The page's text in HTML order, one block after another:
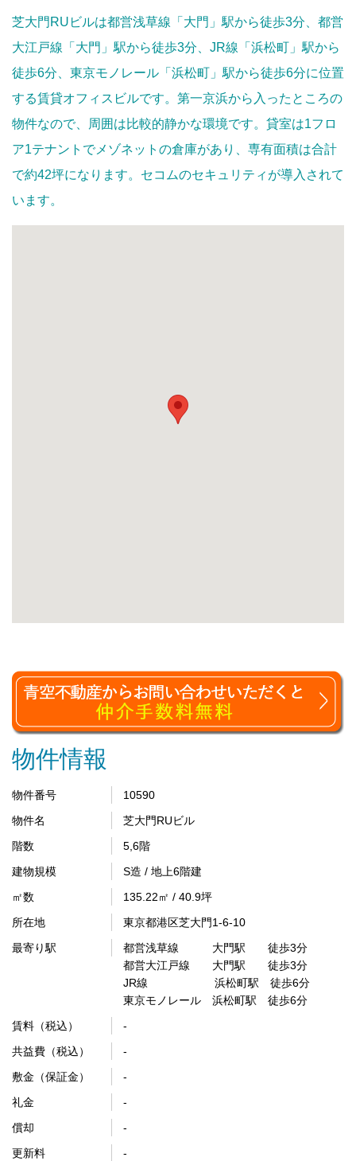
芝大門RUビルは都営浅草線「大門」駅から徒歩3分、都営
大江戸線「大門」駅から徒歩3分、JR線「浜松町」駅から
徒歩6分、東京モノレール「浜松町」駅から徒歩6分に位置
する賃貸オフィスビルです。第一京浜から入ったところの
物件なので、周囲は比較的静かな環境です。貸室は1フロ
ア1テナントでメゾネットの倉庫があり、専有面積は合計
で約42坪になります。セコムのセキュリティが導入されて
います。
物件情報
物件番号
10590
物件名
芝大門RUビル
階数
5,6階
建物規模
S造 / 地上6階建
㎡数
135.22㎡ / 40.9坪
所在地
東京都港区芝大門1-6-10
最寄り駅
都営浅草線 大門駅 徒歩3分
都営大江戸線 大門駅 徒歩3分
JR線 浜松町駅 徒歩6分
東京モノレール 浜松町駅 徒歩6分
賃料（税込）
-
共益費（税込）
-
敷金（保証金）
-
礼金
-
償却
-
更新料
-